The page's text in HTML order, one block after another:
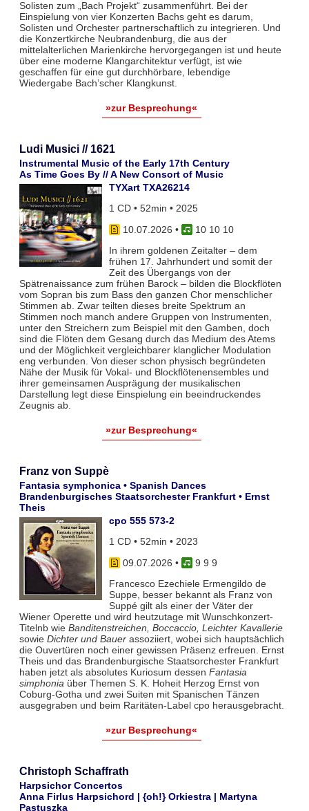
Solisten zum „Bach Projekt“ zusammenführt. Bei der
Einspielung von vier Konzerten Bachs geht es darum,
Solisten und Orchester partnerschaftlich zu integrieren. Und
die Konzertkirche Neubrandenburg, die aus der
mittelalterlichen Marienkirche hervorgegangen ist und heute
über eine moderne Klangarchitektur verfügt, ist wie
geschaffen für eine gut durchhörbare, lebendige
Wiedergabe Bach’scher Klangkunst.
»zur Besprechung«
Ludi Musici // 1621
Instrumental Music of the Early 17th Century
As Time Goes By // A New Consort of Music
TYXart TXA26214
1 CD • 52min • 2025
10.07.2026 •
10 10 10
In ihrem goldenen Zeitalter – dem
frühen 17. Jahrhundert und somit der
Zeit des Übergangs von der
Spätrenaissance zum frühen Barock – bilden die Blockflöten
vom Sopran bis zum Bass den ganzen Chor menschlicher
Stimmen ab. Zwar teil­ten dieses breite Spektrum an
Stimmen noch manch andere Gruppen von Instrumenten,
unter den Streichern zum Bei­spiel mit den Gamben, doch
sind die Flöten dem Gesang durch das Medium des Atems
und der Möglichkeit vergleich­barer klanglicher Modulation
eng verbunden. Von dieser schon physisch begründeten
Nähe der Musik für Vokal- und Blockflö­tenensembles und
ihrer gemeinsamen Ausprägung der musikalischen
Darstellung legt diese Einspielung ein beeindruckendes
Zeugnis ab.
»zur Besprechung«
Franz von Suppè
Fantasia symphonica • Spanish Dances
Brandenburgisches Staatsorchester Frankfurt • Ernst
Theis
cpo 555 573-2
1 CD • 52min • 2023
09.07.2026 •
9 9 9
Francesco Ezechiele Ermengildo de
Suppe, besser bekannt als Franz von
Suppé gilt als einer der Väter der
Wiener Operette und wird heutzutage mit Wunschkonzert-
Titelnb wie Banditenstreichen, Boccaccio, Leichter Kavallerie
sowie Dichter und Bauerassoziiert, wobei sich hauptsächlich
die Ouvertüren noch einer gewissen Präsenz erfreuen. Ernst
Theis und das Brandenburgische Staatsorchester Frankfurt
haben jetzt als absolutes Kuriosum dessen Fantasia
simphoniaüber Themen S. K. Hoheit Herzog Ernst von
Coburg-Gotha und zwei Suiten mit Spanischen Tänzen
ausgegraben und beim Raritäten-Label cpo herausgebracht.
»zur Besprechung«
Christoph Schaffrath
Harpsichor Concertos
Anna Firlus Harpsichord | {oh!} Orkiestra | Martyna
Pastuszka